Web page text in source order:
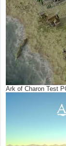
Ark of Charon Test